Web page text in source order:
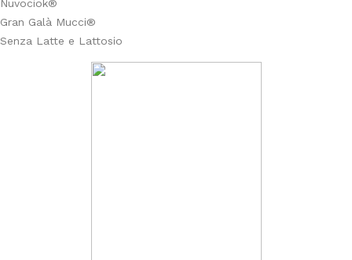
Nuvociok®
Gran Galà Mucci®
Senza Latte e Lattosio